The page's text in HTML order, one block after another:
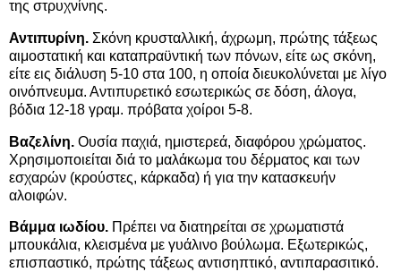
της στρυχνίνης.
Αντιπυρίνη. Σκόνη κρυσταλλική, άχρωμη, πρώτης τάξεως
αιμοστατική και καταπραϋντική των πόνων, είτε ως σκόνη,
είτε εις διάλυση 5-10 στα 100, η οποία διευκολύνεται με λίγο
οινόπνευμα. Αντιπυρετικό εσωτερικώς σε δόση, άλογα,
βόδια 12-18 γραμ. πρόβατα χοίροι 5-8.
Βαζελίνη. Ουσία παχιά, ημιστερεά, διαφόρου χρώματος.
Χρησιμοποιείται διά το μαλάκωμα του δέρματος και των
εσχαρών (κρούστες, κάρκαδα) ή για την κατασκευήν
αλοιφών.
Βάμμα ιωδίου. Πρέπει να διατηρείται σε χρωματιστά
μπουκάλια, κλεισμένα με γυάλινο βούλωμα. Εξωτερικώς,
επισπαστικό, πρώτης τάξεως αντισηπτικό, αντιπαρασιτικό.